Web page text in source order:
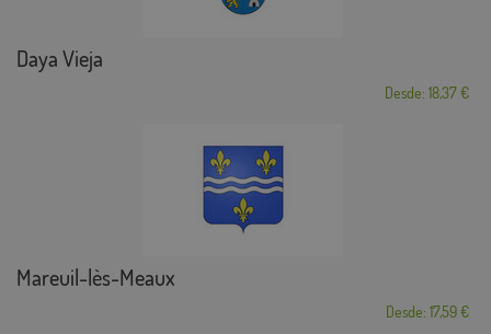
Daya Vieja
Desde: 18,37 €
Mareuil-lès-Meaux
Desde: 17,59 €